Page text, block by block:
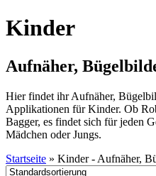
Kinder
Aufnäher,
Hier findet ihr Aufnäher,
Applikationen für Kinder. Ob
Bagger, es findet sich für jeden
Mädchen oder Jungs.
Startseite » Kinder - Aufnäher,